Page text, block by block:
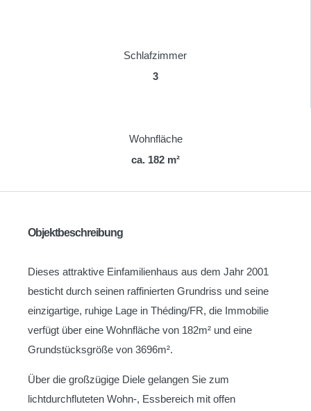
Schlafzimmer
3
Wohnfläche
ca. 182 m²
Objektbeschreibung
Dieses attraktive Einfamilienhaus aus dem Jahr 2001
besticht durch seinen raffinierten Grundriss und seine
einzigartige, ruhige Lage in Théding/FR, die Immobilie
verfügt über eine Wohnfläche von 182m² und eine
Grundstücksgröße von 3696m².
Über die großzügige Diele gelangen Sie zum
lichtdurchfluteten Wohn-, Essbereich mit offen